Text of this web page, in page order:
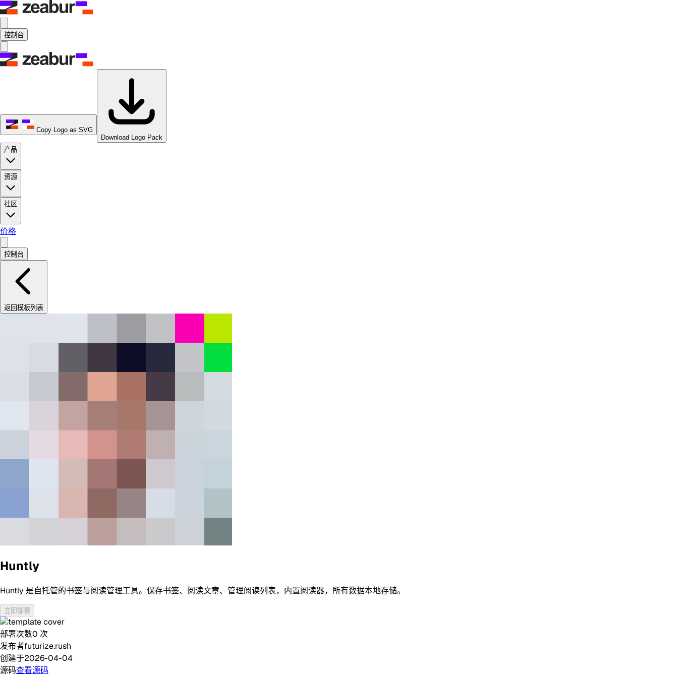
控制台
Copy Logo as SVG
Download Logo Pack
产品
资源
社区
价格
控制台
返回模板列表
Huntly
Huntly 是自托管的书签与阅读管理工具。保存书签、阅读文章、管理阅读列表，内置阅读器，所有数据本地存储。
立即部署
部署次数0 次
发布者futurize.rush
创建于2026-04-04
源码查看源码